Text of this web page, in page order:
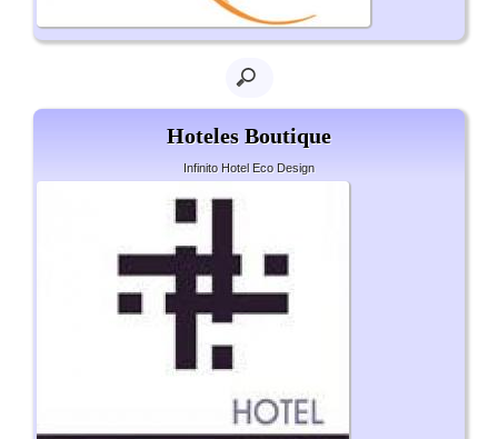
Hoteles Boutique
Infinito Hotel Eco Design